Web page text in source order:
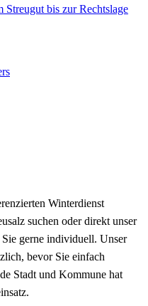
bis zur Rechtslage
Winterdienst
suchen oder direkt unser
gerne individuell. Unser
bevor Sie einfach
Stadt und Kommune hat